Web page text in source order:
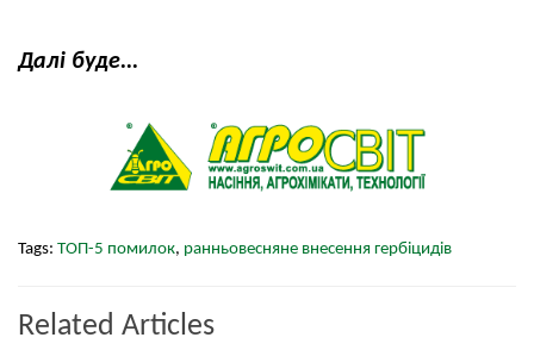
Далі буде...
Tags: ТОП-5 помилок, ранньовесняне внесення гербіцидів
Related Articles